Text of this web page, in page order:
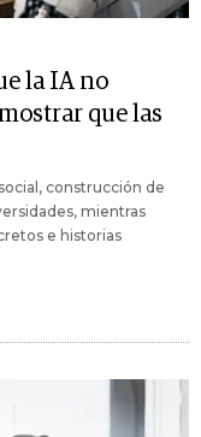
la IA no
que las
construcción de
mientras
e historias